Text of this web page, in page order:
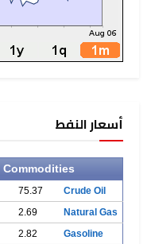
أسعار النفط
Commodities
Crude Oil
75.37
Natural Gas
2.69
Gasoline
2.82